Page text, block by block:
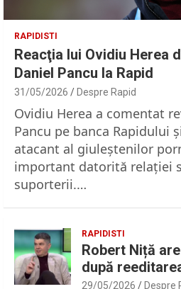
RAPIDISTI
Reacţia lui Ovidiu Herea
Daniel Pancu la Rapid
31/05/2026 Despre Rapid
Ovidiu Herea a comentat
Pancu pe banca Rapidului
atacant al giuleştenilor
important datorită relaţiei
suporterii.…
RAPIDISTI
Robert Niță
după
UEFAntastic:
29/05/2026 Despre